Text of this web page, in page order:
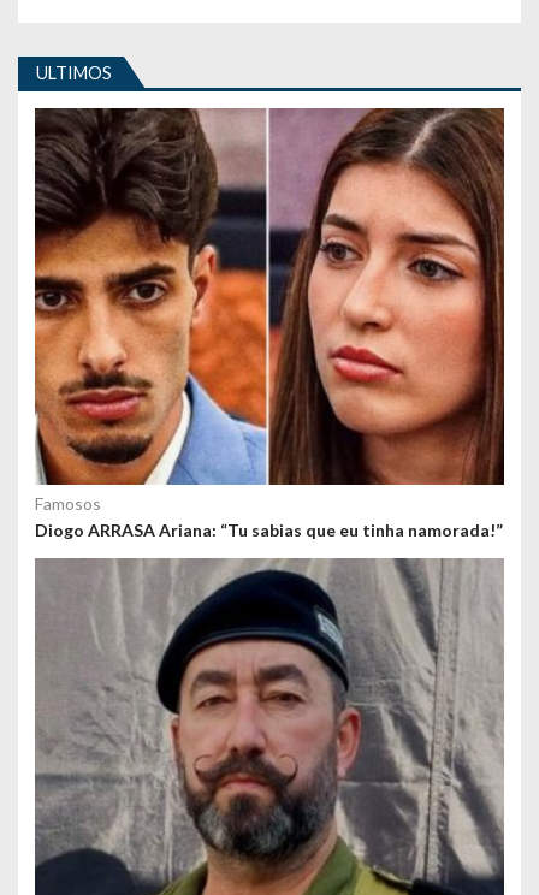
i
g
o
s
ULTIMOS
Famosos
Diogo ARRASA Ariana: “Tu sabias que eu tinha namorada!”